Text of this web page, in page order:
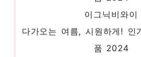
이그닉비와이
다가오는 여름, 시원하게! 인
품 2024